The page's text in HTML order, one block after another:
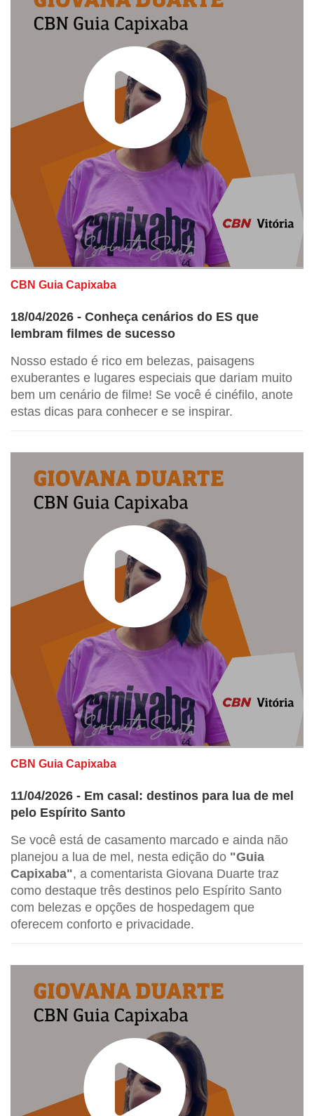
CBN Guia Capixaba
18/04/2026 - Conheça cenários do ES que
lembram filmes de sucesso
Nosso estado é rico em belezas, paisagens
exuberantes e lugares especiais que dariam muito
bem um cenário de filme! Se você é cinéfilo, anote
estas dicas para conhecer e se inspirar.
CBN Guia Capixaba
11/04/2026 - Em casal: destinos para lua de mel
pelo Espírito Santo
Se você está de casamento marcado e ainda não
planejou a lua de mel, nesta edição do "Guia
Capixaba", a comentarista Giovana Duarte traz
como destaque três destinos pelo Espírito Santo
com belezas e opções de hospedagem que
oferecem conforto e privacidade.